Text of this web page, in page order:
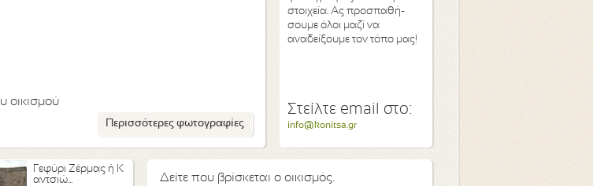
οικισμού
Περισσότερες φωτογραφίες
στοιχεία. Ας προσπαθή-
σουμε όλοι μαζί να
αναδείξουμε τον τόπο μας!
Στείλτε email στο:
info@konitsa.gr
Γεφύρι Ζέρμας ή Κ
αντσιώ...
Δείτε που βρίσκεται ο οικισμός.